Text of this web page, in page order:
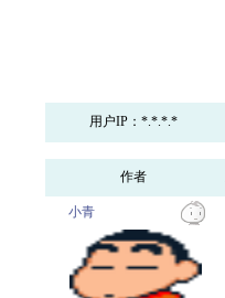
用户IP：*.*.*.*
作者
小青